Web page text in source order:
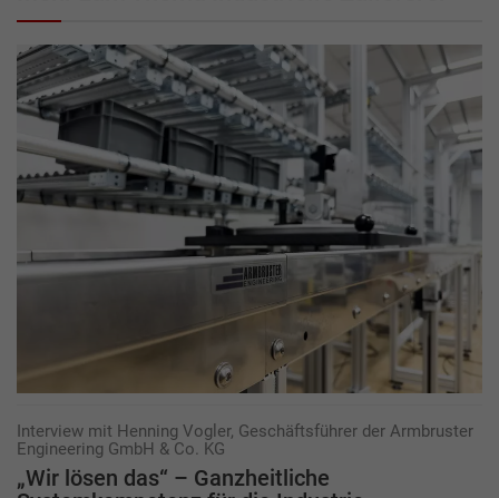
Interview mit Henning Vogler, Geschäftsführer der Armbruster
Engineering GmbH & Co. KG
„Wir lösen das“ – Ganzheitliche